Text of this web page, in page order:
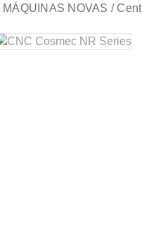
MÁQUINAS NOVAS /